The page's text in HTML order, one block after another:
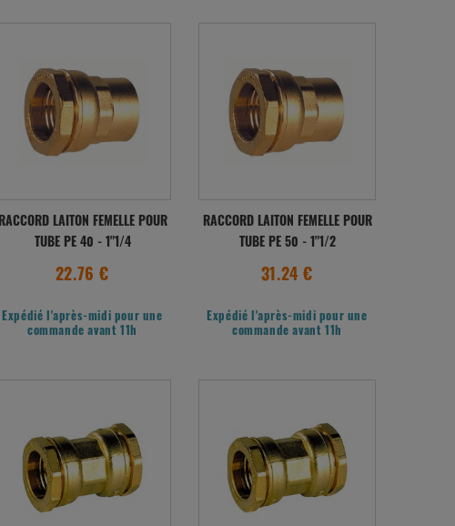
RACCORD LAITON FEMELLE POUR
TUBE PE 40 - 1"1/4
22.76 €
Expédié l'après-midi pour une
commande avant 11h
RACCORD LAITON FEMELLE POUR
TUBE PE 50 - 1"1/2
31.24 €
Expédié l'après-midi pour une
commande avant 11h